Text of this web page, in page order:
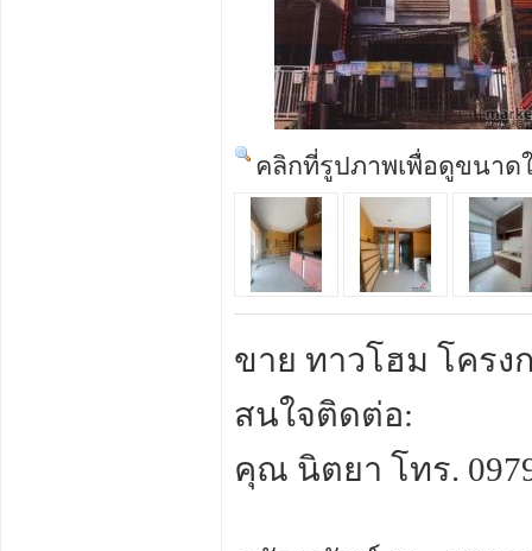
คลิกที่รูปภาพเพื่อดูขนาด
ขาย ทาวโฮม โครง
สนใจติดต่อ:
คุณ นิตยา โทร.